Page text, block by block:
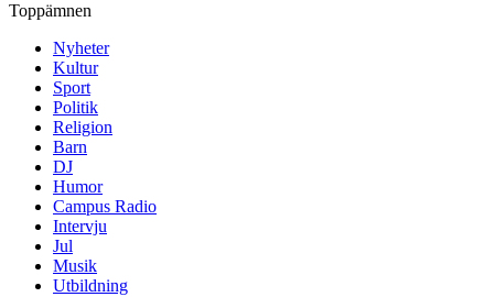
Toppämnen
Nyheter
Kultur
Sport
Politik
Religion
Barn
DJ
Humor
Campus Radio
Intervju
Jul
Musik
Utbildning